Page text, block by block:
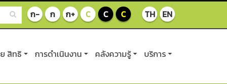
TH EN
ก- ก ก+ C C C
สิทธิ การดำเนินงาน คลังความรู้ บริการ